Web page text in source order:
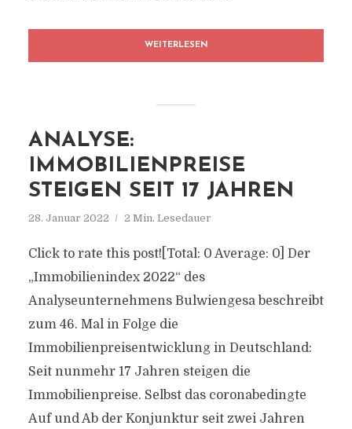
WEITERLESEN
ANALYSE:
IMMOBILIENPREISE
STEIGEN SEIT 17 JAHREN
28. Januar 2022 2 Min. Lesedauer
Click to rate this post![Total: 0 Average: 0] Der
„Immobilienindex 2022“ des
Analyseunternehmens Bulwiengesa beschreibt
zum 46. Mal in Folge die
Immobilienpreisentwicklung in Deutschland:
Seit nunmehr 17 Jahren steigen die
Immobilienpreise. Selbst das coronabedingte
Auf und Ab der Konjunktur seit zwei Jahren